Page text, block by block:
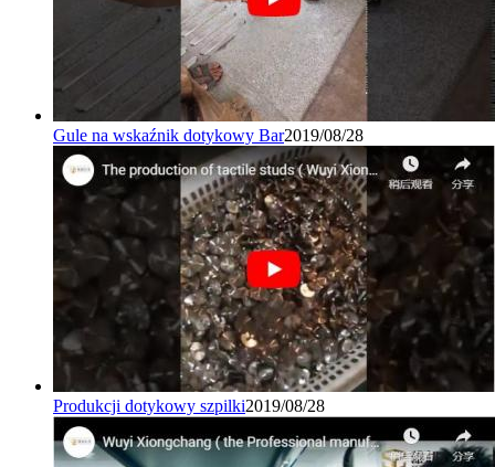
Gule na wskaźnik dotykowy Bar2019/08/28
Produkcji dotykowy szpilki2019/08/28